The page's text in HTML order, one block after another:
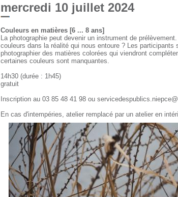
mercredi 10 juillet 2024
Couleurs en matières [6 ... 8 ans]
La photographie peut devenir un instrument de
couleurs dans la réalité qui nous entoure ? Les participants
photographier des matières colorées qui viendront
certaines couleurs sont manquantes.
14h30 (durée : 1h45)
gratuit
Inscription au 03 85 48 41 98 ou
En cas d'intempéries, atelier remplacé par un atelier en